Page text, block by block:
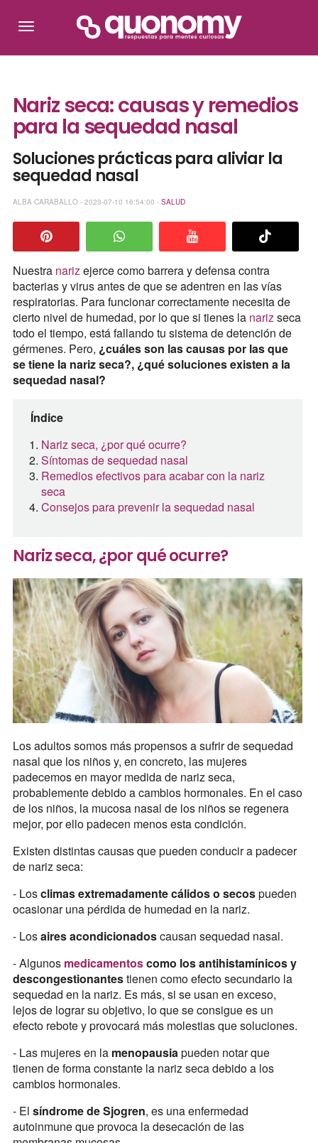
Nariz seca: causas y remedios
para la sequedad nasal
Soluciones prácticas para aliviar la
sequedad nasal
ALBA CARABALLO - 2023-07-10 16:54:00 - SALUD
Nuestra narizejerce como barrera y defensa contra
bacterias y virus antes de que se adentren en las vías
respiratorias. Para funcionar correctamente necesita de
cierto nivel de humedad, por lo que si tienes la narizseca
todo el tiempo, está fallando tu sistema de detención de
gérmenes. Pero, ¿cuáles son las causas por las que
se tiene la nariz seca?, ¿qué soluciones existen a la
sequedad nasal?
Índice
Nariz seca, ¿por qué ocurre?
Síntomas de sequedad nasal
Remedios efectivos para acabar con la nariz
seca
Consejos para prevenir la sequedad nasal
Nariz seca, ¿por qué ocurre?
Los adultos somos más propensos a sufrir de sequedad
nasal que los niños y, en concreto, las mujeres
padecemos en mayor medida de nariz seca,
probablemente debido a cambios hormonales. En el caso
de los niños, la mucosa nasal de los niños se regenera
mejor, por ello padecen menos esta condición.
Existen distintas causas que pueden conducir a padecer
de nariz seca:
- Losclimas extremadamente cálidos o secospueden
ocasionar una pérdida de humedad en la nariz.
- Losaires acondicionadoscausan sequedad nasal.
- Algunosmedicamentoscomo los antihistamínicos y
descongestionantestienen como efecto secundario la
sequedad en la nariz. Es más, si se usan en exceso,
lejos de lograr su objetivo, lo que se consigue es un
efecto rebote y provocará más molestias que soluciones.
- Las mujeres en la menopausiapueden notar que
tienen de forma constante la nariz seca debido a los
cambios hormonales.
- El síndrome de Sjogren, es una enfermedad
autoinmune que provoca la desecación de las